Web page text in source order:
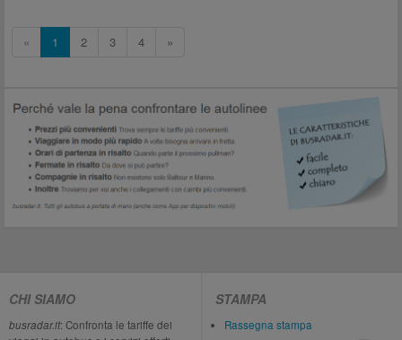
« 1 2 3 4 »
CHI SIAMO
busradar.it: Confronta le tariffe dei
STAMPA
Rassegna stampa